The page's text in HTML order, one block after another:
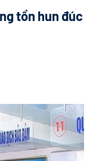
tồn hun đúc